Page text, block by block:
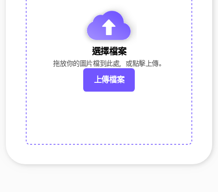
選擇檔案
拖放你的圖片檔到此處，或點擊上傳。
上傳檔案